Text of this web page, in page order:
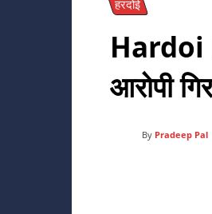
हरदोई
Hardoi
आरोपी
By Pradeep Pal